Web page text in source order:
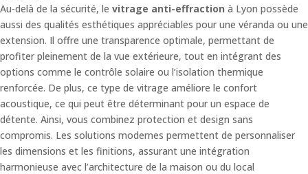
Au-delà de la sécurité, le vitrage anti-effraction à Lyon possède
aussi des qualités esthétiques appréciables pour une véranda ou une
extension. Il offre une transparence optimale, permettant de
profiter pleinement de la vue extérieure, tout en intégrant des
options comme le contrôle solaire ou l’isolation thermique
renforcée. De plus, ce type de vitrage améliore le confort
acoustique, ce qui peut être déterminant pour un espace de
détente. Ainsi, vous combinez protection et design sans
compromis. Les solutions modernes permettent de personnaliser
les dimensions et les finitions, assurant une intégration
harmonieuse avec l’architecture de la maison ou du local